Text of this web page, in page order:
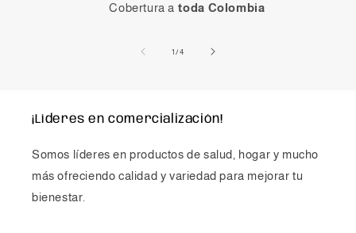
Cobertura a toda Colombia
1/de
4
¡Líderes en comercialización!
Somos líderes en productos de salud, hogar y mucho
más ofreciendo calidad y variedad para mejorar tu
bienestar.